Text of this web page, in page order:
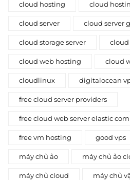
cloud hosting cloud
cloud server cloud server
cloud storage server cloud
cloud web hosting cloud
cloudlinux digitalocean
free cloud server providers
free cloud web server elastic
free vm hosting good vps
máy chủ ảo máy chủ ảo
máy chủ cloud máy chủ